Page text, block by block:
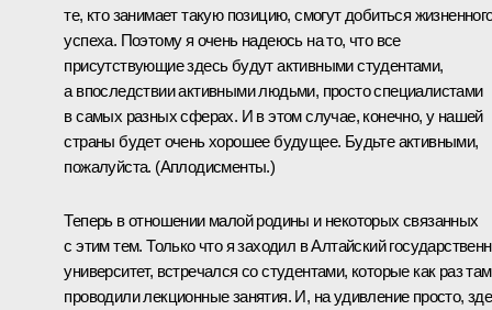
те, кто занимает такую позицию, смогут добиться
успеха. Поэтому я очень надеюсь на то, что все
присутствующие здесь будут активными студентами,
а впоследствии активными людьми, просто специалистами
в самых разных сферах. И в этом случае, конечно, у нашей
страны будет очень хорошее будущее. Будьте активными,
пожалуйста. (Аплодисменты.)
Теперь в отношении малой родины и некоторых связанных
с этим тем. Только что я заходил в Алтайский
университет, встречался со студентами, которые как раз там
проводили лекционные занятия. И, на удивление просто,